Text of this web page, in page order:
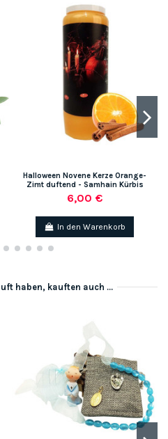
Halloween Novene Kerze Orange-
Zimt duftend - Samhain Kürbis
6,00 €
In den Warenkorb
haben, kauften auch ...